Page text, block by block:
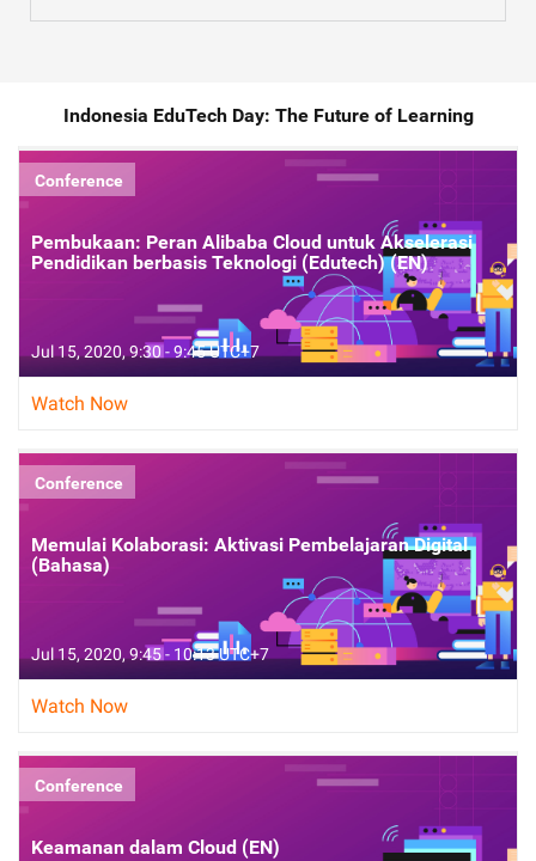
Indonesia EduTech Day: The Future of Learning
Conference
Pembukaan: Peran Alibaba Cloud untuk Akselerasi
Pendidikan berbasis Teknologi (Edutech) (EN)
Jul 15, 2020, 9:30 - 9:45 UTC+7
Watch Now
Conference
Memulai Kolaborasi: Aktivasi Pembelajaran Digital
(Bahasa)
Jul 15, 2020, 9:45 - 10:13 UTC+7
Watch Now
Conference
Keamanan dalam Cloud (EN)